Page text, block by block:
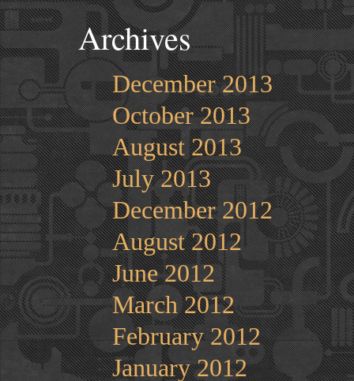
Archives
December 2013
October 2013
August 2013
July 2013
December 2012
August 2012
June 2012
March 2012
February 2012
January 2012